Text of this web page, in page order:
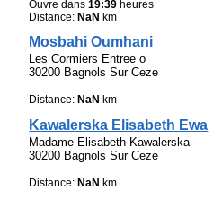
Ouvre dans19:39 heures
Distance:NaN km
Mosbahi Oumhani
Les Cormiers Entree o
30200 Bagnols Sur Ceze
Distance: NaN km
Kawalerska Elisabeth Ewa
Madame Elisabeth Kawalerska
30200 Bagnols Sur Ceze
Distance: NaN km